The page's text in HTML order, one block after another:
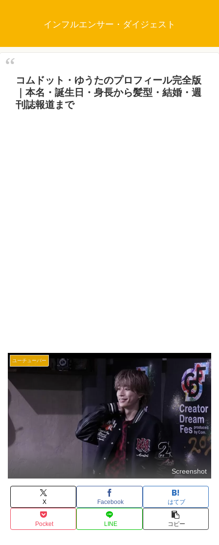
インフルエンサー・ダイジェスト
コムドット・ゆうたのプロフィール完全版
｜本名・誕生日・身長から髪型・結婚・週
刊誌報道まで
ユーチューバー
Screenshot
X Facebook はてブ
Pocket LINE コピー